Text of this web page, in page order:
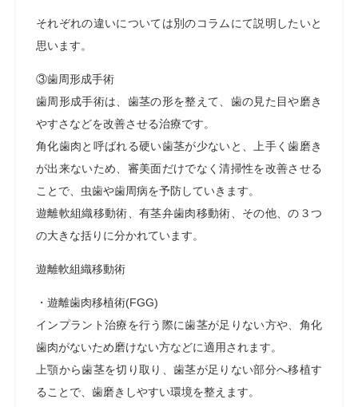
それぞれの違いについては別のコラムにて説明したいと
思います。
③歯周形成手術
歯周形成手術は、歯茎の形を整えて、歯の見た目や磨き
やすさなどを改善させる治療です。
角化歯肉と呼ばれる硬い歯茎が少ないと、上手く歯磨き
が出来ないため、審美面だけでなく清掃性を改善させる
ことで、虫歯や歯周病を予防していきます。
遊離軟組織移動術、有茎弁歯肉移動術、その他、の３つ
の大きな括りに分かれています。
遊離軟組織移動術
・遊離歯肉移植術(FGG)
インプラント治療を行う際に歯茎が足りない方や、角化
歯肉がないため磨けない方などに適用されます。
上顎から歯茎を切り取り、歯茎が足りない部分へ移植す
ることで、歯磨きしやすい環境を整えます。